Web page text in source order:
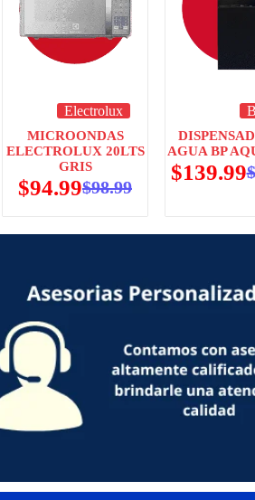
Electrolux
MICROONDAS
ELECTROLUX 20LTS
GRIS
$98.99
$94.99
AGUA BP
$
$139.99